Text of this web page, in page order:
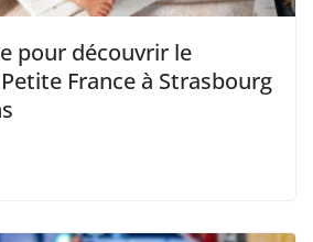
pour découvrir le
France à Strasbourg